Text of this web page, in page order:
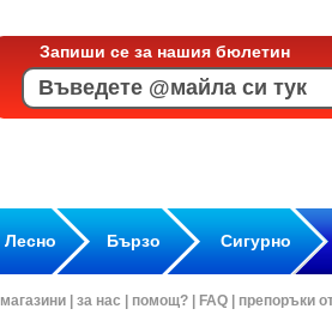
Запиши се за нашия бюлетин
Лесно Бързо Сигурно
магазини за нас помощ? FAQ препоръки